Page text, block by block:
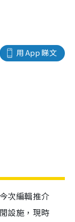
用 App 睇文
次編輯推介
設施，現時